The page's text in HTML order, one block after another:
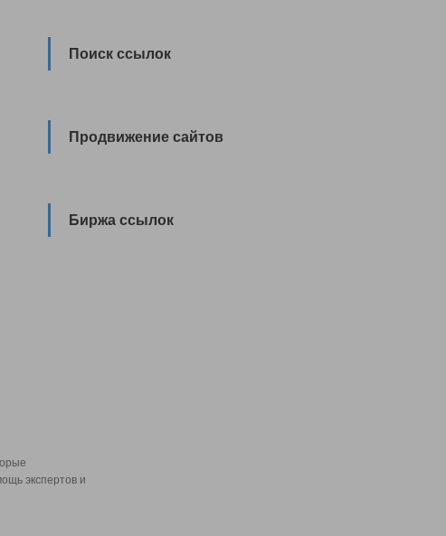
Поиск ссылок
Продвижение сайтов
Биржа ссылок
экспертов и